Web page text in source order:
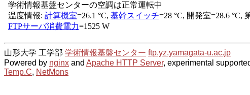
山形大学 工学部 学術情報基盤センター ftp.yz.yamagata-u.ac.jp
Powered by nginx and Apache HTTP Server, experimental
Temp.C, NetMons